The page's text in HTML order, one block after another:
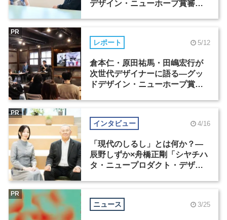
デザイン・ニューホープ賞審査
レポート 5/12
倉本仁・原田祐馬・田嶋宏行が
次世代デザイナーに語る―グッ
ドデザイン・ニューホープ賞セ
PR
インタビュー 4/16
「現代のしるし」とは何か？―
辰野しずか×舟橋正剛「シヤチハ
タ・ニュープロダクト・デザイ
PR
ニュース 3/25
PR